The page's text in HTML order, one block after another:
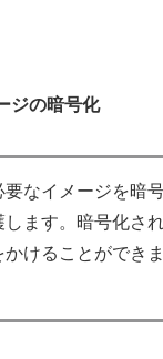
ジの暗号化
なイメージを暗
ます。暗号化さ
けることができま